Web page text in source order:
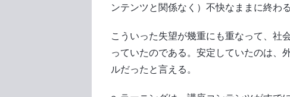
ンテンツと関係なく）不快なままに終わ
こういった失望が幾重にも重なって、社
っていたのである。安定していたのは、
ルだったと言える。